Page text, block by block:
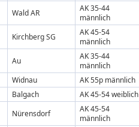
Wald AR
AK 35-44
männlich
Kirchberg SG
AK 45-54
männlich
Au
AK 35-44
männlich
Widnau AK 55p männlich
Balgach AK 45-54 weiblich
Nürensdorf
AK 45-54
männlich